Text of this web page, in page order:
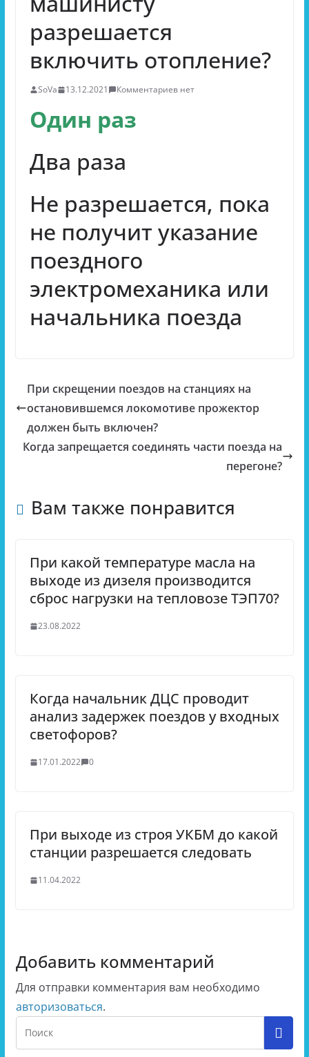
разрешается
включить отопление?
SoVa 13.12.2021 Комментариев нет
Один раз
Два раза
Не разрешается, пока
не получит указание
поездного
электромеханика или
начальника поезда
При скрещении поездов на станциях на
остановившемся локомотиве прожектор
должен быть включен?
Когда запрещается соединять части поезда на
перегоне?
Вам также понравится
При какой температуре масла на
выходе из дизеля производится
сброс нагрузки на тепловозе ТЭП70?
23.08.2022
Когда начальник ДЦС проводит
анализ задержек поездов у входных
светофоров?
17.01.2022 0
При выходе из строя УКБМ до какой
станции разрешается следовать
11.04.2022
Добавить комментарий
Для отправки комментария вам необходимо
авторизоваться.